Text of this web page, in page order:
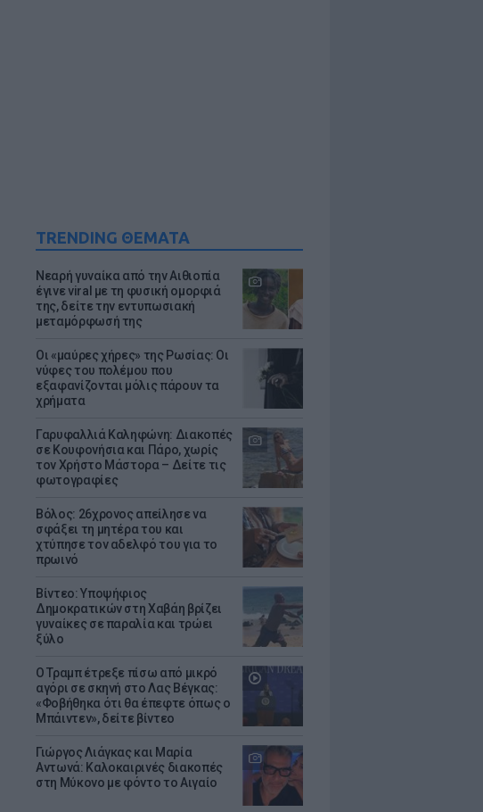
TRENDING ΘΕΜΑΤΑ
Νεαρή γυναίκα από την Αιθιοπία
έγινε viral με τη φυσική ομορφιά
της, δείτε την εντυπωσιακή
μεταμόρφωσή της
Οι «μαύρες χήρες» της Ρωσίας: Οι
νύφες του πολέμου που
εξαφανίζονται μόλις πάρουν τα
χρήματα
Γαρυφαλλιά Καληφώνη: Διακοπές
σε Κουφονήσια και Πάρο, χωρίς
τον Χρήστο Μάστορα – Δείτε τις
φωτογραφίες
Βόλος: 26χρονος απείλησε να
σφάξει τη μητέρα του και
χτύπησε τον αδελφό του για το
πρωινό
Βίντεο: Υποψήφιος
Δημοκρατικών στη Χαβάη βρίζει
γυναίκες σε παραλία και τρώει
ξύλο
Ο Τραμπ έτρεξε πίσω από μικρό
αγόρι σε σκηνή στο Λας Βέγκας:
«Φοβήθηκα ότι θα έπεφτε όπως ο
Μπάιντεν», δείτε βίντεο
Γιώργος Λιάγκας και Μαρία
Αντωνά: Καλοκαιρινές διακοπές
στη Μύκονο με φόντο το Αιγαίο